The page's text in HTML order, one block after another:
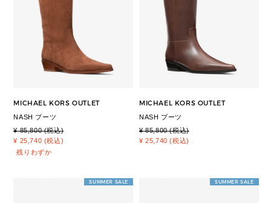
MICHAEL KORS OUTLET
NASH ブーツ
¥ 85,800 (税込)
¥ 25,740 (税込)
残りわずか
MICHAEL KORS OUTLET
NASH ブーツ
¥ 85,800 (税込)
¥ 25,740 (税込)
SUMMER SALE SUMMER SALE